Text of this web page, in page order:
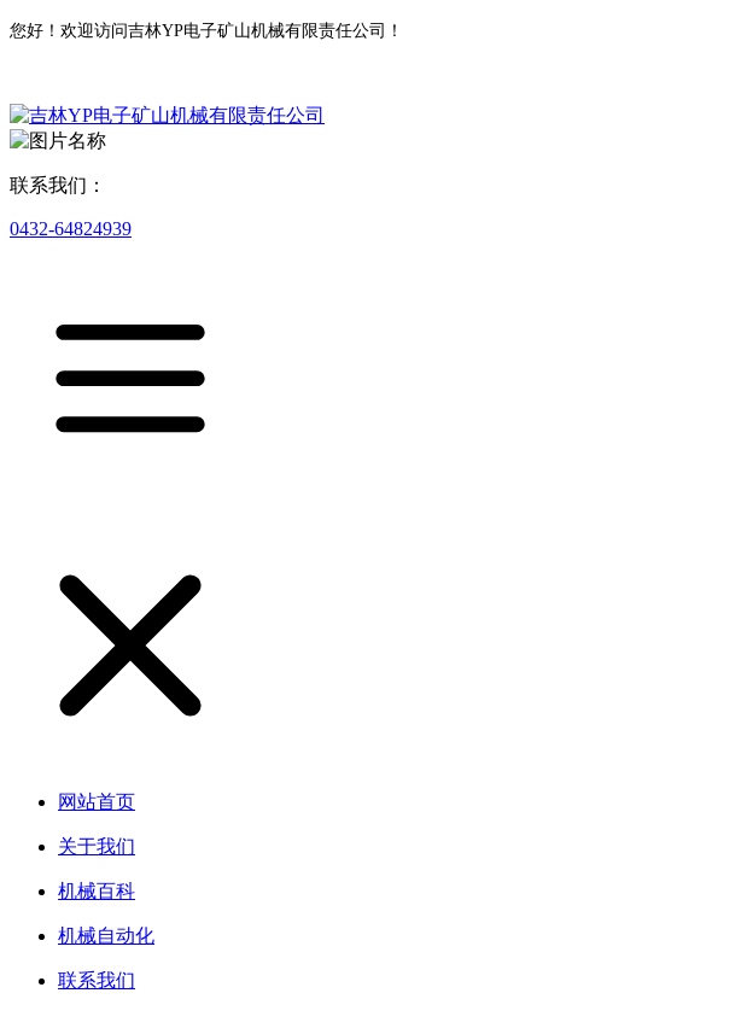
您好！欢迎访问吉林YP电子矿山机械有限责任公司！
联系我们：
0432-64824939
网站首页
关于我们
机械百科
机械自动化
联系我们